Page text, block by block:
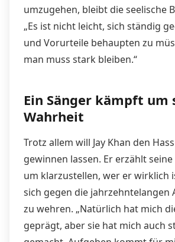
umzugehen, bleibt die seelische
„Es ist nicht leicht, sich ständig
und Vorurteile behaupten zu
man muss stark bleiben.“
Ein Sänger kämpft um
Wahrheit
Trotz allem will Jay Khan den
gewinnen lassen. Er erzählt
um klarzustellen, wer er wirklich
sich gegen die jahrzehntelangen
zu wehren. „Natürlich hat mich
geprägt, aber sie hat mich auch